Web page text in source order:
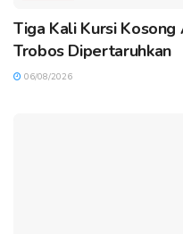
Tiga Kali Kursi
Trobos Dipertaruhkan
06/08/2026